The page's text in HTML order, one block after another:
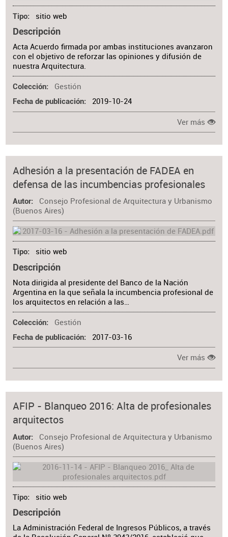
Tipo sitio web
Descripción
Acta Acuerdo firmada por ambas instituciones avanzaron
con el objetivo de reforzar las opiniones y difusión de
nuestra Arquitectura.
Colección Gestión
Fecha de publicación 2019-10-24
Ver más
Adhesión a la presentación de FADEA en
defensa de las incumbencias profesionales
Autor
Consejo Profesional de Arquitectura y Urbanismo
(Buenos Aires)
Tipo sitio web
Descripción
Nota dirigida al presidente del Banco de la Nación
Argentina en la que señala la incumbencia profesional de
los arquitectos en relación a las…
Colección Gestión
Fecha de publicación 2017-03-16
Ver más
AFIP - Blanqueo 2016: Alta de profesionales
arquitectos
Autor
Consejo Profesional de Arquitectura y Urbanismo
(Buenos Aires)
Tipo sitio web
Descripción
La Administración Federal de Ingresos Públicos, a través